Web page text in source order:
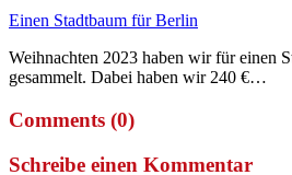
Einen Stadtbaum für Berlin
Weihnachten 2023 haben wir für einen
gesammelt. Dabei haben wir 240 €…
Comments (0)
Schreibe einen Kommentar